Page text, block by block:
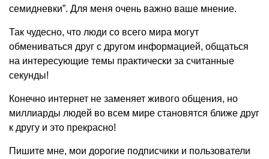
семидневки”. Для меня очень важно ваше мнение.
Так чудесно, что люди со всего мира могут
обмениваться друг с другом информацией, общаться
на интересующие темы практически за считанные
секунды!
Конечно интернет не заменяет живого общения, но
миллиарды людей во всем мире становятся ближе друг
к другу и это прекрасно!
Пишите мне, мои дорогие подписчики и пользователи